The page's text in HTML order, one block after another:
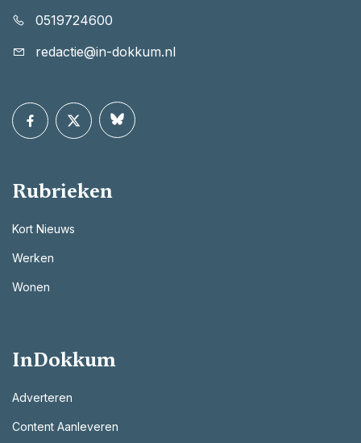
0519724600
redactie@in-dokkum.nl
Rubrieken
Kort Nieuws
Werken
Wonen
InDokkum
Adverteren
Content Aanleveren